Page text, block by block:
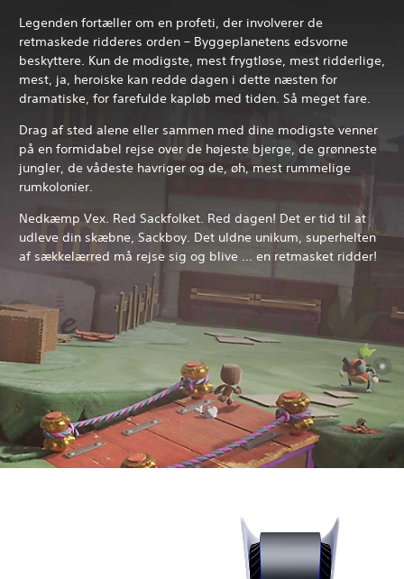
Legenden fortæller om en profeti, der involverer de
retmaskede ridderes orden – Byggeplanetens edsvorne
beskyttere. Kun de modigste, mest frygtløse, mest ridderlige,
mest, ja, heroiske kan redde dagen i dette næsten for
dramatiske, for farefulde kapløb med tiden. Så meget fare.
Drag af sted alene eller sammen med dine modigste venner
på en formidabel rejse over de højeste bjerge, de grønneste
jungler, de vådeste havriger og de, øh, mest rummelige
rumkolonier.
Nedkæmp Vex. Red Sackfolket. Red dagen! Det er tid til at
udleve din skæbne, Sackboy. Det uldne unikum, superhelten
af sækkelærred må rejse sig og blive ... en retmasket ridder!